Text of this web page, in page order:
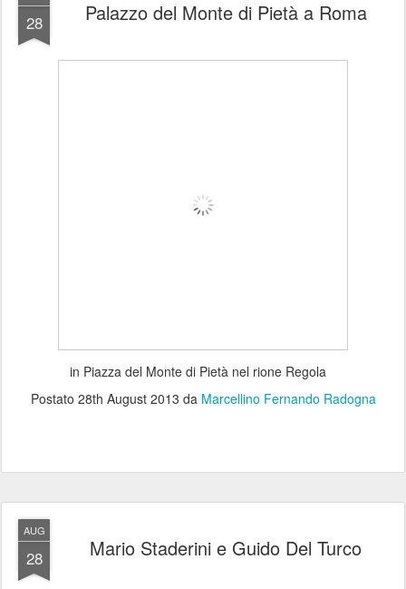
28 Palazzo del Monte di Pietà a Roma
in Piazza del Monte di Pietà nel rione Regola
Postato 28th August 2013 da Marcellino Fernando Radogna
AUG
28 Mario Staderini e Guido Del Turco